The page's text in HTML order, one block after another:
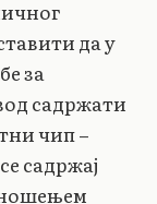
да у
за
садржати
чип –
садржај